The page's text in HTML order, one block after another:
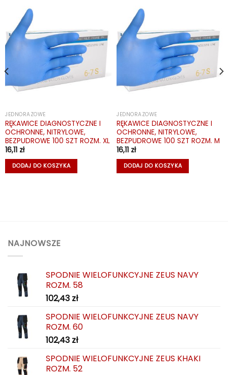
JEDNORAZOWE
RĘKAWICE DIAGNOSTYCZNE I
OCHRONNE, NITRYLOWE,
BEZPUDROWE 100 SZT ROZM. XL
16,11 zł
DODAJ DO KOSZYKA
JEDNORAZOWE
RĘKAWICE DIAGNOSTYCZNE I
OCHRONNE, NITRYLOWE,
BEZPUDROWE 100 SZT ROZM. M
16,11 zł
DODAJ DO KOSZYKA
NAJNOWSZE
SPODNIE WIELOFUNKCYJNE ZEUS NAVY
ROZM. 58
102,43 zł
SPODNIE WIELOFUNKCYJNE ZEUS NAVY
ROZM. 60
102,43 zł
SPODNIE WIELOFUNKCYJNE ZEUS KHAKI
ROZM. 52